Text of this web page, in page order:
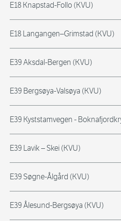
E18 Knapstad-Follo (KVU)
E18 Langangen–Grimstad (KVU)
E39 Aksdal-Bergen (KVU)
E39 Bergsøya-Valsøya (KVU)
E39 Kyststamvegen -
E39 Lavik – Skei (KVU)
E39 Søgne-Ålgård (KVU)
E39 Ålesund-Bergsøya (KVU)